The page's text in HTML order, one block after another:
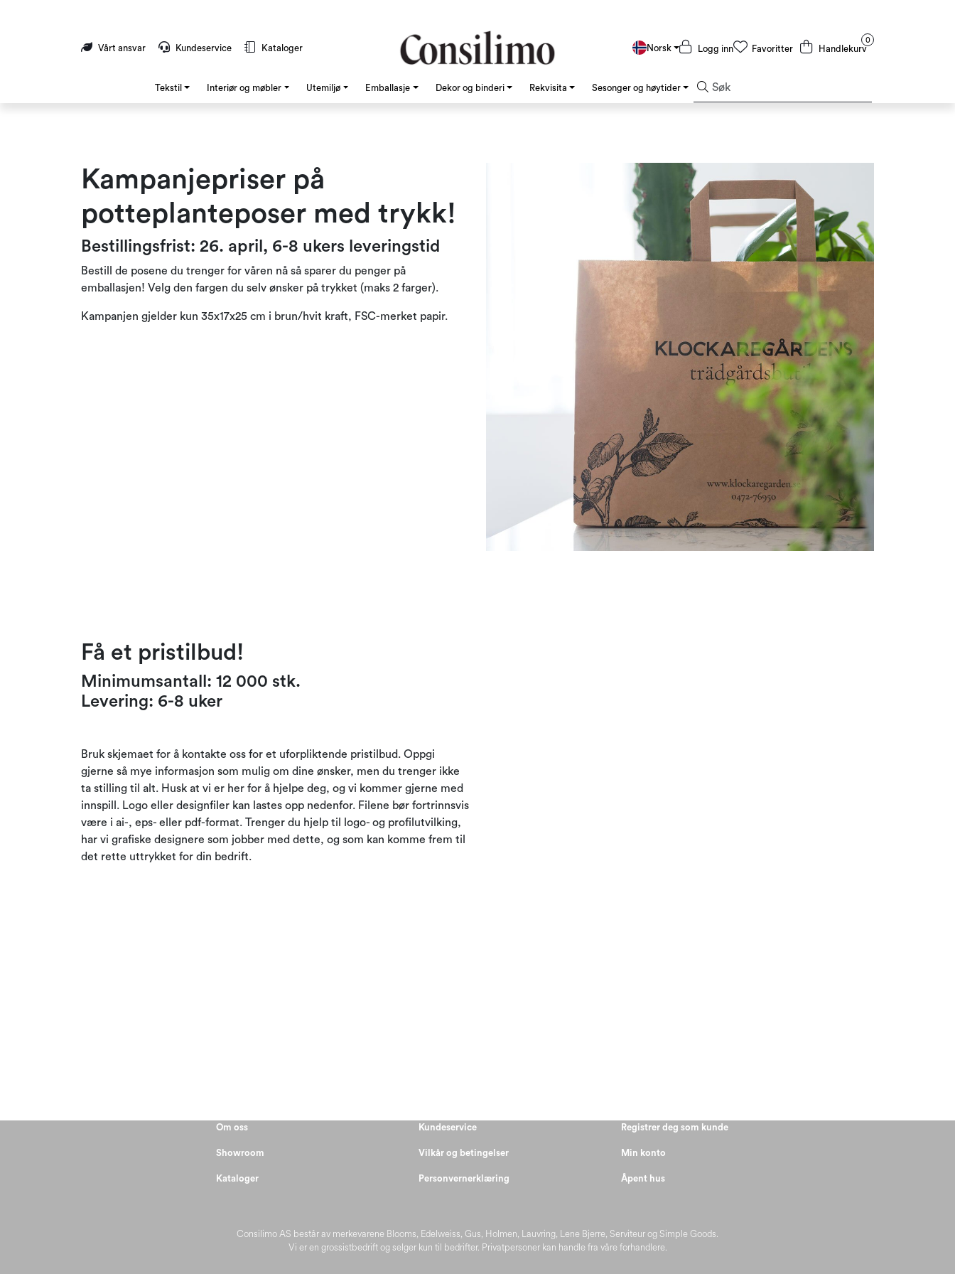
Vårt ansvar Kundeservice Kataloger Norsk Logg inn Favoritter
0
Handlekurv
Tekstil Interiør og møbler Utemiljø Emballasje Dekor og binderi Rekvisita Sesonger og høytider Kampanjer og Outlet
Kampanjepriser på
potteplanteposer med trykk!
Bestillingsfrist: 26. april, 6-8 ukers leveringstid
Bestill de posene du trenger for våren nå så sparer du penger på
emballasjen! Velg den fargen du selv ønsker på trykket (maks 2 farger).
Kampanjen gjelder kun 35x17x25 cm i brun/hvit kraft, FSC-merket papir.
Få et pristilbud!
Minimumsantall: 12 000 stk.
Levering: 6-8 uker
Bruk skjemaet for å kontakte oss for et uforpliktende pristilbud. Oppgi
gjerne så mye informasjon som mulig om dine ønsker, men du trenger ikke
ta stilling til alt. Husk at vi er her for å hjelpe deg, og vi kommer gjerne med
innspill. Logo eller designfiler kan lastes opp nedenfor. Filene bør fortrinnsvis
være i ai-, eps- eller pdf-format. Trenger du hjelp til logo- og profilutvilking,
har vi grafiske designere som jobber med dette, og som kan komme frem til
det rette uttrykket for din bedrift.
Consilimo AS består av merkevarene Blooms, Edelweiss, Gus, Holmen, Lauvring, Lene Bjerre, Serviteur og Simple Goods.
Vi er en grossistbedrift og selger kun til bedrifter. Privatpersoner kan handle fra våre forhandlere.
Om oss
Showroom
Kataloger
Kundeservice
Vilkår og betingelser
Personvernerklæring
Registrer deg som kunde
Min konto
Åpent hus